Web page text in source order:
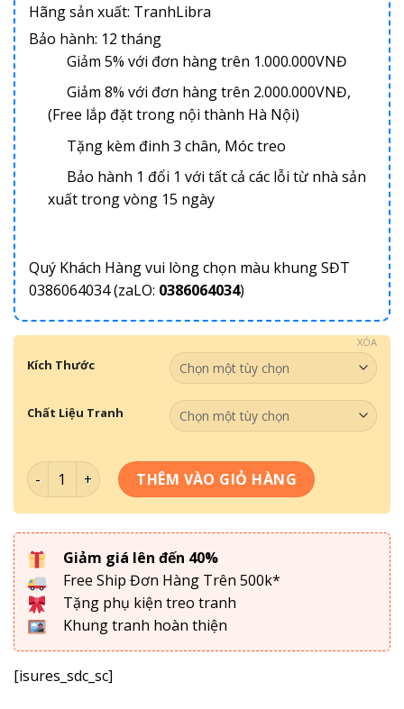
Hãng sản xuất: TranhLibra
Bảo hành: 12 tháng
Giảm 5% với đơn hàng trên 1.000.000VNĐ
Giảm 8% với đơn hàng trên 2.000.000VNĐ,
(Free lắp đặt trong nội thành Hà Nội)
Tặng kèm đinh 3 chân, Móc treo
Bảo hành 1 đổi 1 với tất cả các lỗi từ nhà sản
xuất trong vòng 15 ngày
Quý Khách Hàng vui lòng chọn màu khung SĐT
0386064034 (zaLO: 0386064034)
Kích Thước
Chất Liệu Tranh
XÓA
Bộ Tranh Về Nha Khoa - Răng 012 số lượng
THÊM VÀO GIỎ HÀNG
Giảm giá lên đến 40%
Free Ship Đơn Hàng Trên 500k*
Tặng phụ kiện treo tranh
Khung tranh hoàn thiện
[isures_sdc_sc]